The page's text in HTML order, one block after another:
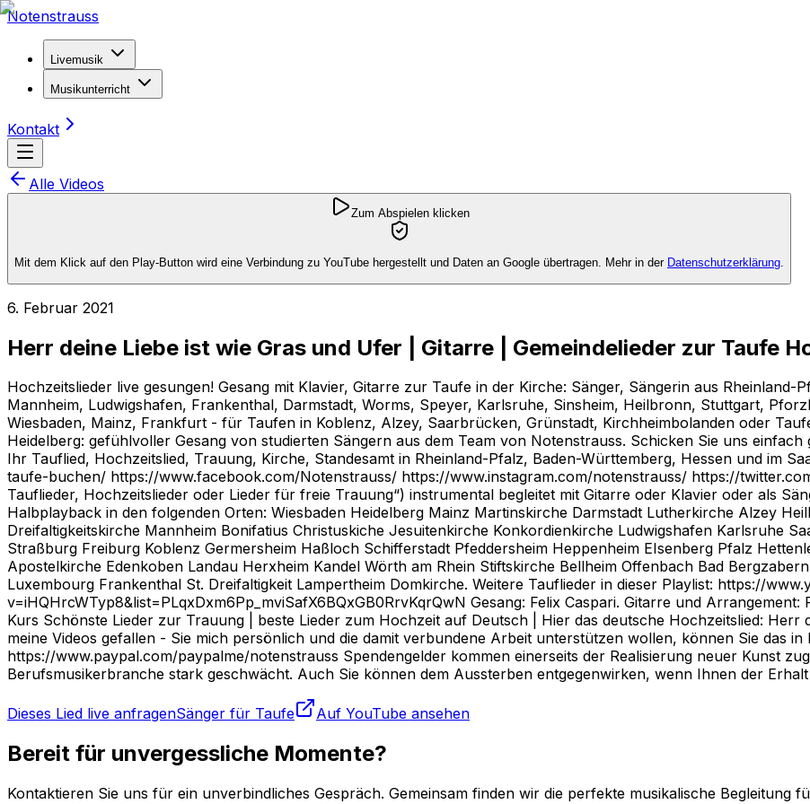
Notenstrauss
Livemusik
Musikunterricht
Kontakt
Alle Videos
Zum Abspielen klicken
Mit dem Klick auf den Play-Button wird eine Verbindung zu YouTube hergestellt und Daten an Google übertragen. Mehr in der Datenschutzerklärung.
6. Februar 2021
Herr deine Liebe ist wie Gras und Ufer | Gitarre | Gemeindelieder zur Taufe
Hochzeitslieder live gesungen! Gesang mit Klavier, Gitarre zur Taufe in der Kirche: Sänger, Sängerin aus Rheinland-
Mannheim, Ludwigshafen, Frankenthal, Darmstadt, Worms, Speyer, Karlsruhe, Sinsheim, Heilbronn, Stuttgart,
Wiesbaden, Mainz, Frankfurt - für Taufen in Koblenz, Alzey, Saarbrücken, Grünstadt, Kirchheimbolanden oder
Heidelberg: gefühlvoller Gesang von studierten Sängern aus dem Team von Notenstrauss. Schicken Sie uns
Ihr Tauflied, Hochzeitslied, Trauung, Kirche, Standesamt in Rheinland-Pfalz, Baden-Württemberg, Hessen und im
taufe-buchen/ https://www.facebook.com/Notenstrauss/ https://www.instagram.com/notenstrauss/ https://
Tauflieder, Hochzeitslieder oder Lieder für freie Trauung“) instrumental begleitet mit Gitarre oder Klavier oder als
Halbplayback in den folgenden Orten: Wiesbaden Heidelberg Mainz Martinskirche Darmstadt Lutherkirche Alzey
Dreifaltigkeitskirche Mannheim Bonifatius Christuskiche Jesuitenkirche Konkordienkirche Ludwigshafen Karlsruhe
Straßburg Freiburg Koblenz Germersheim Haßloch Schifferstadt Pfeddersheim Heppenheim EIsenberg Pfalz
Apostelkirche Edenkoben Landau Herxheim Kandel Wörth am Rhein Stiftskirche Bellheim Offenbach Bad
Luxembourg Frankenthal St. Dreifaltigkeit Lampertheim Domkirche. Weitere Tauflieder in dieser Playlist: https://
v=iHQHrcWTyp8&list=PLqxDxm6Pp_mviSafX6BQxGB0RrvKqrQwN Gesang: Felix Caspari. Gitarre und
Kurs Schönste Lieder zur Trauung | beste Lieder zum Hochzeit auf Deutsch | Hier das deutsche Hochzeitslied: Herr
meine Videos gefallen - Sie mich persönlich und die damit verbundene Arbeit unterstützen wollen, können Sie das
https://www.paypal.com/paypalme/notenstrauss Spendengelder kommen einerseits der Realisierung neuer Kunst
Berufsmusikerbranche stark geschwächt. Auch Sie können dem Aussterben entgegenwirken, wenn Ihnen der
Dieses Lied live anfragenSänger für Taufe Auf YouTube ansehen
Bereit für unvergessliche Momente?
Kontaktieren Sie uns für ein unverbindliches Gespräch. Gemeinsam finden wir die perfekte musikalische Begleitung